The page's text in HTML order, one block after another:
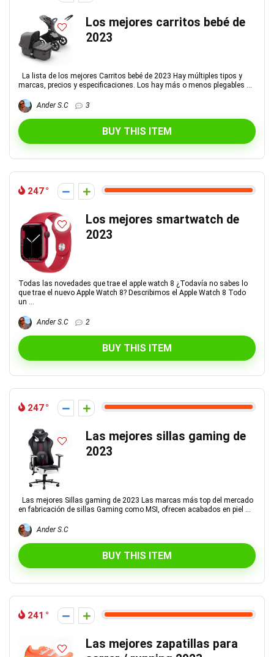
Los mejores carritos bebé de
2023
La lista de los mejores Carritos bebé de 2023 Hay múltiples tipos y
marcas, precios y especificaciones. Los hay más o menos plegables ...
Ander S.C 3
BUY THIS ITEM
247
Los mejores smartwatch de
2023
Todas las novedades que trae el apple watch 8 ¿Todavía no sabes lo
que trae el nuevo Apple Watch 8? Describimos el Apple Watch 8 Todo
un ...
Ander S.C 2
BUY THIS ITEM
247
Las mejores sillas gaming de
2023
Las mejores Sillas gaming de 2023 Las marcas más top del mercado
en fabricación de sillas Gaming como MSI, ofrecen acabados en piel ...
Ander S.C
BUY THIS ITEM
241
Las mejores zapatillas para